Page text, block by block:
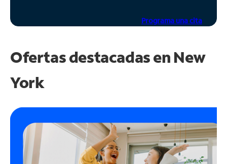
Programa una cita
Ofertas destacadas en New
York